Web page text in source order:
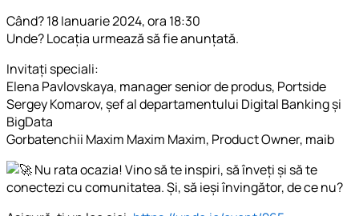
Când? 18 Ianuarie 2024, ora 18:30
Unde? Locația urmează să fie anunțată.
Invitați speciali:
Elena Pavlovskaya, manager senior de produs, Portside
Sergey Komarov, șef al departamentului Digital Banking și
BigData
Gorbatenchii Maxim Maxim Maxim, Product Owner, maib
Nu rata ocazia! Vino să te inspiri, să înveți și să te
conectezi cu comunitatea. Și, să ieși învingător, de ce nu?